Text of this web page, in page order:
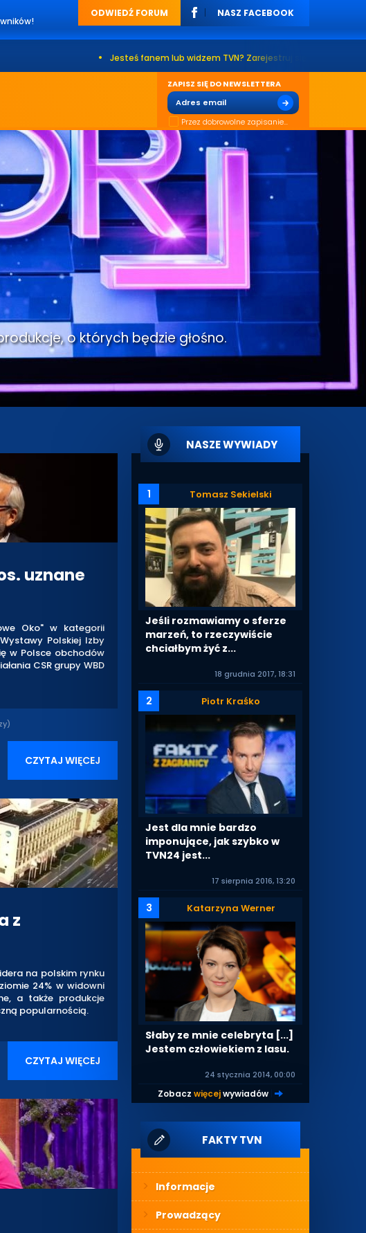
ODWIEDŹ FORUM NASZ FACEBOOK
Jesteś fanem lub widzem TVN? Zarejestruj się na naszym forum. Już
ZAPISZ SIĘ DO NEWSLETTERA
Przez dobrowolne zapisanie...
o których będzie głośno.
uznane
Oko" w kategorii
Polskiej Izby
w Polsce obchodów
CSR grupy WBD
CZYTAJ WIĘCEJ
z
na polskim rynku
24% w widowni
a także produkcje
popularnością.
CZYTAJ WIĘCEJ
NASZE WYWIADY
1 Tomasz Sekielski
Jeśli rozmawiamy o sferze
marzeń, to rzeczywiście
chciałbym żyć z...
18 grudnia 2017, 18:31
2 Piotr Kraśko
Jest dla mnie bardzo
imponujące, jak szybko w
TVN24 jest...
17 sierpnia 2016, 13:20
3 Katarzyna Werner
Słaby ze mnie celebryta [...]
Jestem człowiekiem z lasu.
24 stycznia 2014, 00:00
Zobaczwięcejwywiadów |
FAKTY TVN
Informacje
Prowadzący